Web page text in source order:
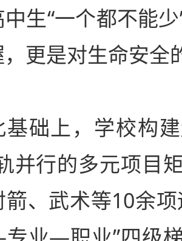
生“一个都不能
更是对生命安全
基础上，学校构
并行的多元项目
箭、武术等10余